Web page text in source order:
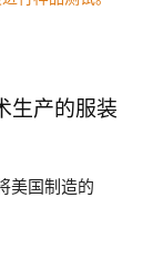
生产的服装
美国制造的